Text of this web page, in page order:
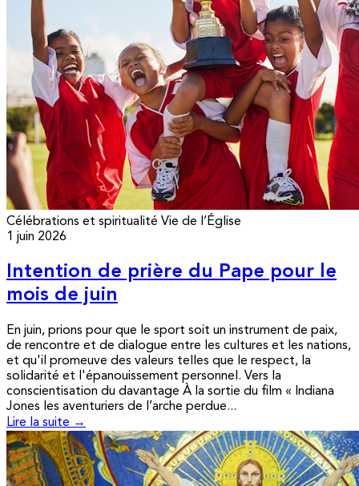
Célébrations et spiritualité Vie de l’Église
1 juin 2026
Intention de prière du Pape pour le
mois de juin
En juin, prions pour que le sport soit un instrument de paix,
de rencontre et de dialogue entre les cultures et les nations,
et qu'il promeuve des valeurs telles que le respect, la
solidarité et l'épanouissement personnel. Vers la
conscientisation du davantage À la sortie du film « Indiana
Jones les aventuriers de l’arche perdue...
Lire la suite →